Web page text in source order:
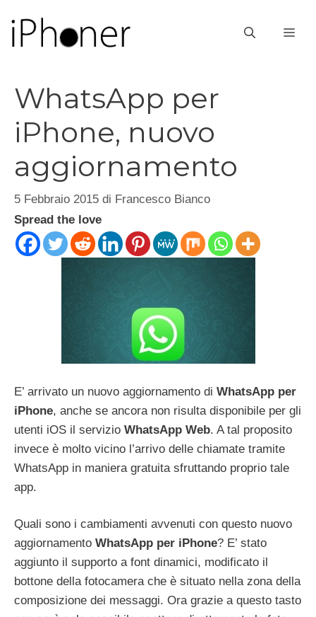
contenuto
WhatsApp per
iPhone, nuovo
aggiornamento
5 Febbraio 2015 di Francesco Bianco
Spread the love
E’ arrivato un nuovo aggiornamento di WhatsApp per
iPhone, anche se ancora non risulta disponibile per gli
utenti iOS il servizio WhatsApp Web. A tal proposito
invece è molto vicino l’arrivo delle chiamate tramite
WhatsApp in maniera gratuita sfruttando proprio tale
app.
Quali sono i cambiamenti avvenuti con questo nuovo
aggiornamento WhatsApp per iPhone? E’ stato
aggiunto il supporto a font dinamici, modificato il
bottone della fotocamera che è situato nella zona della
composizione dei messaggi. Ora grazie a questo tasto